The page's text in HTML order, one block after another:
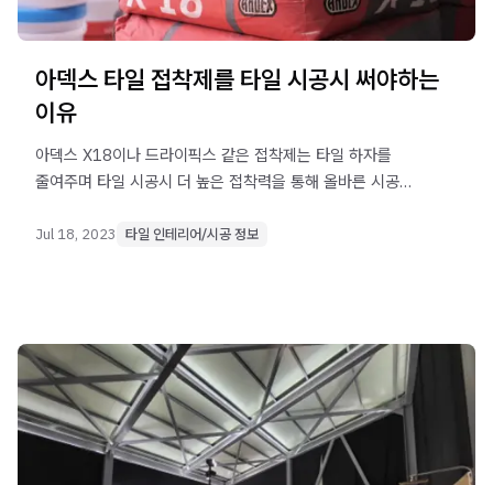
아덱스 타일 접착제를 타일 시공시 써야하는
이유
아덱스 X18이나 드라이픽스 같은 접착제는 타일 하자를
줄여주며 타일 시공시 더 높은 접착력을 통해 올바른 시공을
Jul 18, 2023 타일 인테리어/시공 정보